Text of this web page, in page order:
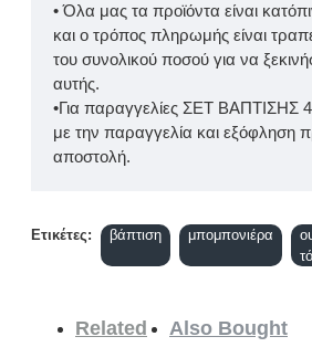
• Όλα μας τα προϊόντα είναι
και ο τρόπος πληρωμής είναι
του συνολικού ποσού για να
αυτής.
•Για παραγγελίες ΣΕΤ ΒΑΠΤΙΣΗΣ
με την παραγγελία και εξόφληση
αποστολή.
Ετικέτες: βάπτιση μπομπονιέρα
Related Also Bought